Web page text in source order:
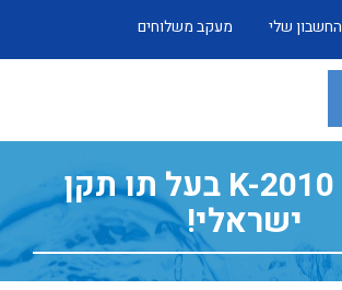
החשבון שלי מעקב משלוחים
סנן קו K-2010 בעל תו תקן
ישראלי!